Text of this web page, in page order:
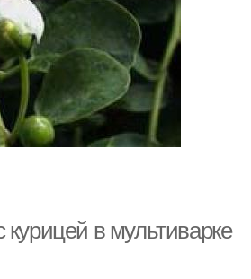
в мультиварке